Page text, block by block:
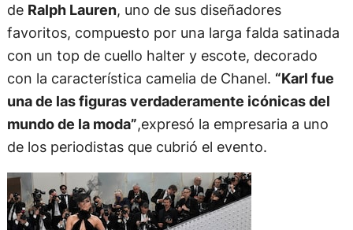
de Ralph Lauren, uno de sus diseñadores
favoritos, compuesto por una larga falda satinada
con un top de cuello halter y escote, decorado
con la característica camelia de Chanel. “Karl fue
una de las figuras verdaderamente icónicas del
mundo de la moda”,expresó la empresaria a uno
de los periodistas que cubrió el evento.